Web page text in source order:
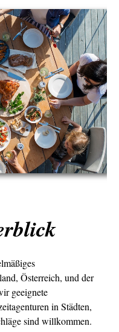
Österreich, und der
geeignete
in Städten,
sind willkommen.